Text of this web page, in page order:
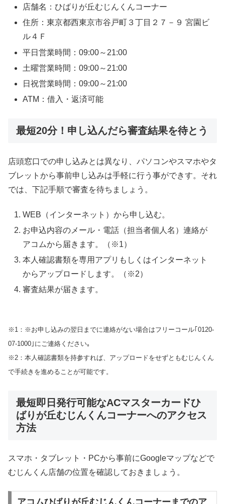
店舗名：ひばりが丘むじんくんコーナー
住所：東京都西東京市谷戸町３丁目２７－９ 宮園ビ
ル４Ｆ
平日営業時間：09:00～21:00
土曜営業時間：09:00～21:00
日祝営業時間：09:00～21:00
ATM：借入・返済可能
最短20分！申し込んだら審査結果を待とう
店頭窓口での申し込みとは異なり、パソコンやスマホやタ
ブレットから事前申し込みは手軽に行う事ができす。それ
では、下記手順で審査を待ちましょう。
WEB（インターネット）から申し込む。
お申込内容のメール・電話（担当者個人名）連絡が
アコムから届きます。（※1）
本人確認書類を専用アプリもしくはインターネット
からアップロードします。（※2）
審査結果が届きます。
※1：※お申し込みの翌日までに連絡がない場合はフリーコール｢0120-
07-1000｣にご連絡ください｡
※2：本人確認書類を持参すれば、アップロードをせずともむじんくん
で手続きを進めることが可能です。
最短即日発行可能なACマスターカードひ
ばりが丘むじんくんコーナーへのアクセス
方法
スマホ・タブレット・PCから事前にGoogleマップなどで
むじんくん店舗の位置を確認しておきましょう。